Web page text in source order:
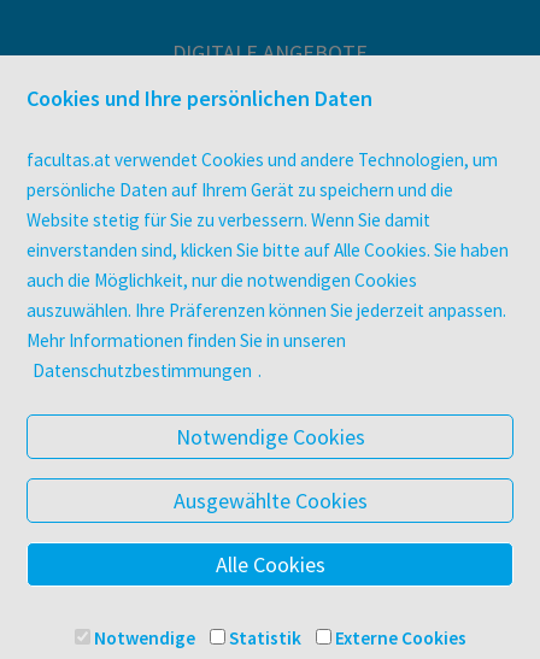
DIGITALE ANGEBOTE
Überblick
utb elibrary
E-Books
facultas Club
UNTERNEHMEN
Über facultas
Arbeiten bei facultas
Datenschutz & Cookies
AGB
Barrierefreiheit
© 2025 Facultas Verlags- und Buchhandels AG
Cookies und Ihre persönlichen Daten
facultas.at verwendet Cookies und andere Technologien, um
persönliche Daten auf Ihrem Gerät zu speichern und die
Website stetig für Sie zu verbessern. Wenn Sie damit
einverstanden sind, klicken Sie bitte auf Alle Cookies. Sie haben
auch die Möglichkeit, nur die notwendigen Cookies
auszuwählen. Ihre Präferenzen können Sie jederzeit anpassen.
Mehr Informationen finden Sie in unseren
Datenschutzbestimmungen .
Notwendige Cookies
Ausgewählte Cookies
Alle Cookies
Notwendige Statistik Externe Cookies